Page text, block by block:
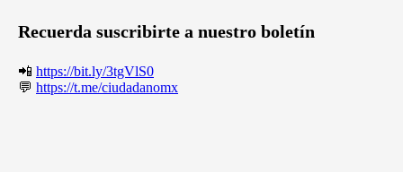
Recuerda suscribirte a nuestro boletín
📲 https://bit.ly/3tgVlS0
💬 https://t.me/ciudadanomx